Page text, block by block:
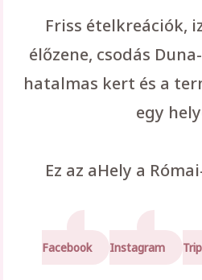
Friss ételkreációk,
élőzene, csodás
hatalmas kert és a
egy
Ez az aHely a
Facebook Instagram